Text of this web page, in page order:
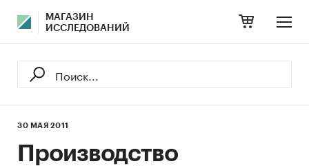
МАГАЗИН
ИССЛЕДОВАНИЙ
30 МАЯ 2011
Производство